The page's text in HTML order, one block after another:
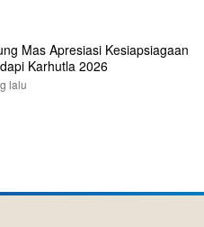
Mas Apresiasi Kesiapsiagaan
Karhutla 2026
lalu